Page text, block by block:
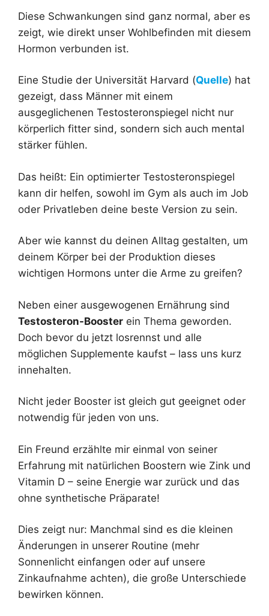
Diese Schwankungen sind ganz normal, aber es
zeigt, wie direkt unser Wohlbefinden mit diesem
Hormon verbunden ist.
Eine Studie der Universität Harvard (Quelle) hat
gezeigt, dass Männer mit einem
ausgeglichenen Testosteronspiegel nicht nur
körperlich fitter sind, sondern sich auch mental
stärker fühlen.
Das heißt: Ein optimierter Testosteronspiegel
kann dir helfen, sowohl im Gym als auch im Job
oder Privatleben deine beste Version zu sein.
Aber wie kannst du deinen Alltag gestalten, um
deinem Körper bei der Produktion dieses
wichtigen Hormons unter die Arme zu greifen?
Neben einer ausgewogenen Ernährung sind
Testosteron-Booster ein Thema geworden.
Doch bevor du jetzt losrennst und alle
möglichen Supplemente kaufst – lass uns kurz
innehalten.
Nicht jeder Booster ist gleich gut geeignet oder
notwendig für jeden von uns.
Ein Freund erzählte mir einmal von seiner
Erfahrung mit natürlichen Boostern wie Zink und
Vitamin D – seine Energie war zurück und das
ohne synthetische Präparate!
Dies zeigt nur: Manchmal sind es die kleinen
Änderungen in unserer Routine (mehr
Sonnenlicht einfangen oder auf unsere
Zinkaufnahme achten), die große Unterschiede
bewirken können.